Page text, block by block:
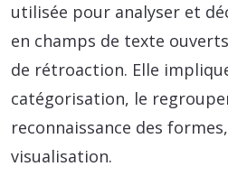
utilisée pour analyser et
en champs de texte
de rétroaction. Elle
catégorisation, le
reconnaissance des
visualisation.